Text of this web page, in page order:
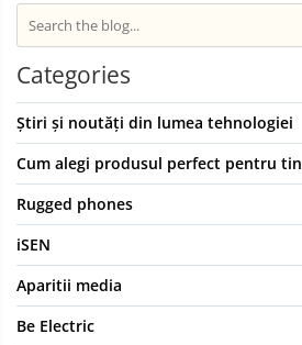
Categories
Știri și noutăți din lumea tehnologiei
Cum alegi produsul perfect pentru
Rugged phones
iSEN
Aparitii media
Be Electric